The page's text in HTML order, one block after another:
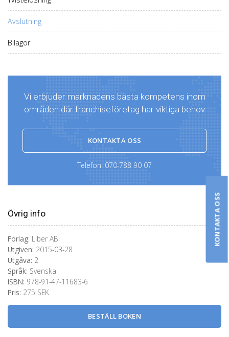
Avslutning
Bilagor
Vi erbjuder marknadens bästa kompetens inom
områden där franchiseföretag har viktiga behov
KONTAKTA OSS
Telefon: 070-788 90 07
Övrig info
Förlag: Liber AB
Utgiven: 2015-03-28
Utgåva: 2
Språk: Svenska
ISBN: 978-91-47-11683-6
Pris: 275 SEK
BESTÄLL BOKEN
KONTAKTA OSS